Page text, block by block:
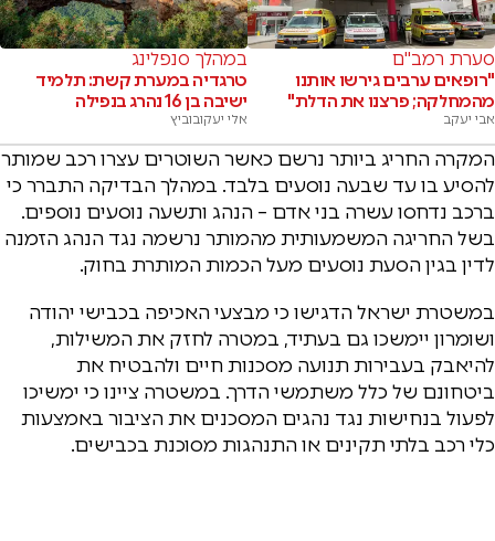
סערת רמב"ם
"רופאים ערבים גירשו אותנו
מהמחלקה; פרצנו את הדלת"
אבי יעקב
במהלך סנפלינג
טרגדיה במערת קשת: תלמיד
ישיבה בן 16 נהרג בנפילה
אלי יעקובוביץ
המקרה החריג ביותר נרשם כאשר השוטרים עצרו רכב שמותר
להסיע בו עד שבעה נוסעים בלבד. במהלך הבדיקה התברר כי
ברכב נדחסו עשרה בני אדם – הנהג ותשעה נוסעים נוספים.
בשל החריגה המשמעותית מהמותר נרשמה נגד הנהג הזמנה
לדין בגין הסעת נוסעים מעל הכמות המותרת בחוק.
במשטרת ישראל הדגישו כי מבצעי האכיפה בכבישי יהודה
ושומרון יימשכו גם בעתיד, במטרה לחזק את המשילות,
להיאבק בעבירות תנועה מסכנות חיים ולהבטיח את
ביטחונם של כלל משתמשי הדרך. במשטרה ציינו כי ימשיכו
לפעול בנחישות נגד נהגים המסכנים את הציבור באמצעות
כלי רכב בלתי תקינים או התנהגות מסוכנת בכבישים.